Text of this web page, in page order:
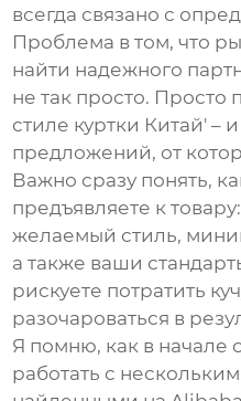
всегда связано с
Проблема в том, что
найти надежного
не так просто. Просто
стиле куртки Китай' –
предложений, от
Важно сразу понять,
предъявляете к
желаемый стиль,
а также ваши
рискуете потратить
разочароваться в
Я помню, как в начале
работать с